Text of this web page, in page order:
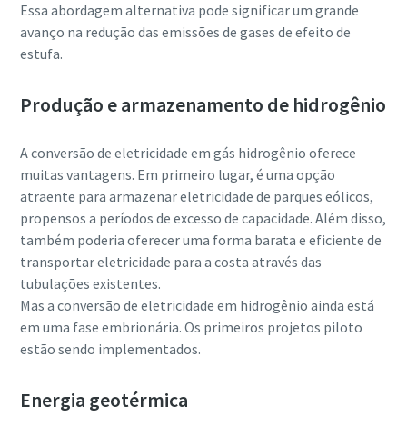
Essa abordagem alternativa pode significar um grande
avanço na redução das emissões de gases de efeito de
estufa.
Produção e armazenamento de hidrogênio
A conversão de eletricidade em gás hidrogênio oferece
muitas vantagens. Em primeiro lugar, é uma opção
atraente para armazenar eletricidade de parques eólicos,
propensos a períodos de excesso de capacidade. Além disso,
também poderia oferecer uma forma barata e eficiente de
transportar eletricidade para a costa através das
tubulações existentes.
Mas a conversão de eletricidade em hidrogênio ainda está
em uma fase embrionária. Os primeiros projetos piloto
estão sendo implementados.
Energia geotérmica